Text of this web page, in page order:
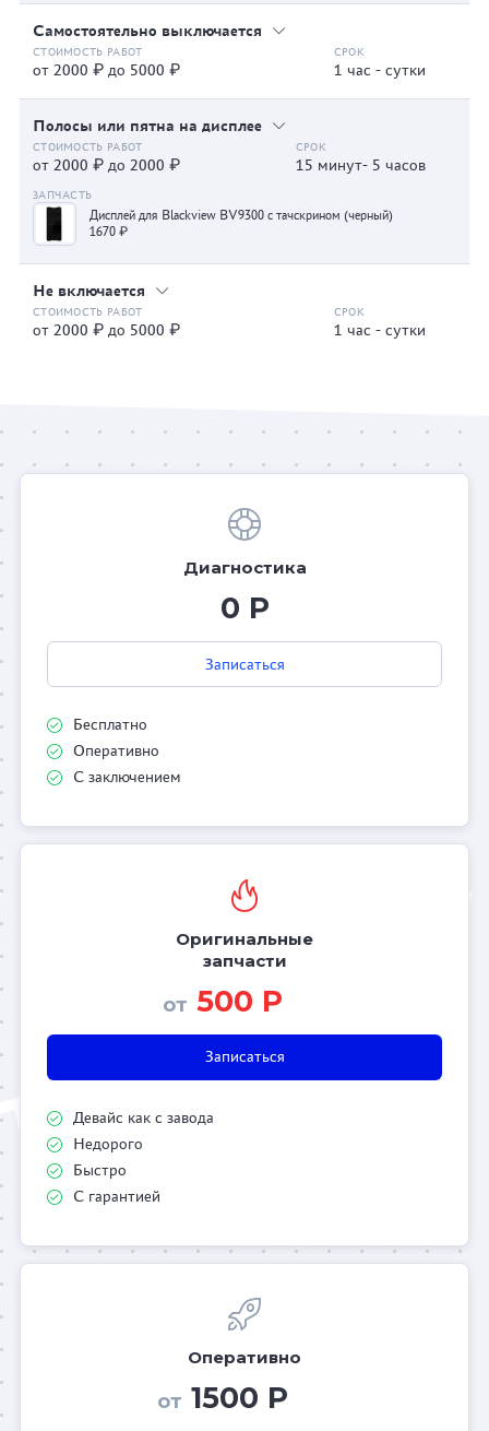
Самостоятельно выключается
от 2000 ₽ до 5000 ₽ 1 час - сутки
Полосы или пятна на дисплее
от 2000 ₽ до 2000 ₽ 15 минут- 5 часов
Дисплей для Blackview BV9300 с тачскрином (черный)
1670 ₽
Не включается
от 2000 ₽ до 5000 ₽ 1 час - сутки
Диагностика
0 Р
Записаться
Бесплатно
Оперативно
С заключением
Оригинальные
запчасти
от 500 Р
Записаться
Девайс как с завода
Недорого
Быстро
С гарантией
Оперативно
от 1500 Р